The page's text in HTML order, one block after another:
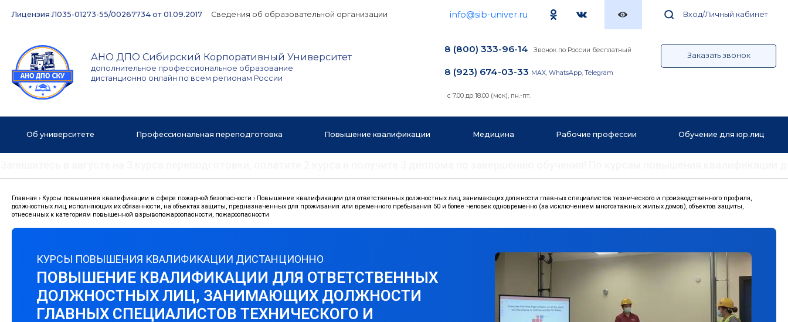
Лицензия Л035-01273-55/00267734 от 01.09.2017 Сведения об образовательной организации info@sib-univer.ru Вход/Личный кабинет
АНО ДПО Сибирский Корпоративный Университет
дополнительное профессиональное образование
дистанционно онлайн по всем регионам России
8 (800) 333-96-14 Звонок по России бесплатный
8 (923) 674-03-33 MAX, WhatsApp, Telegram
с 7.00 до 18.00 (мск), пн.-пт.
Заказать звонок
Об университете Профессиональная переподготовка Повышение квалификации Медицина Рабочие профессии Обучение для юр.лиц
Главная › Курсы повышения квалификации в сфере пожарной безопасности › Повышение квалификации для ответственных должностных лиц, занимающих должности главных специалистов технического и производственного профиля,
должностных лиц, исполняющих их обязанности, на объектах защиты, предназначенных для проживания или временного пребывания 50 и более человек одновременно (за исключением многоэтажных жилых домов), объектов защиты,
отнесенных к категориям повышенной взрывопожароопасности, пожароопасности
КУРСЫ ПОВЫШЕНИЯ КВАЛИФИКАЦИИ ДИСТАНЦИОННО
ПОВЫШЕНИЕ КВАЛИФИКАЦИИ ДЛЯ ОТВЕТСТВЕННЫХ
ДОЛЖНОСТНЫХ ЛИЦ, ЗАНИМАЮЩИХ ДОЛЖНОСТИ
ГЛАВНЫХ СПЕЦИАЛИСТОВ ТЕХНИЧЕСКОГО И